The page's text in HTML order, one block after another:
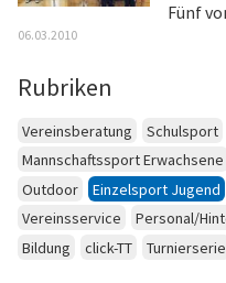
Fünf
06.03.2010
Rubriken
Vereinsberatung Schulsport
Mannschaftssport Erwachsene
Outdoor
Einzelsport Jugend
Vereinsservice
Personal/
Bildung
click-TT Turnierserie